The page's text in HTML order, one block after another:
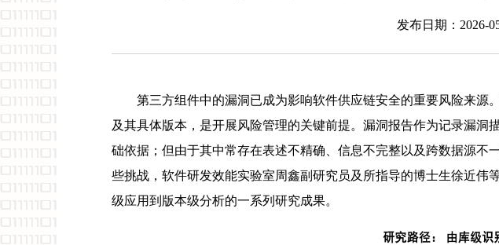
发布日期：2026-
第三方组件中的漏洞已成为影响软件供应链安全的重要风险来
及其具体版本，是开展风险管理的关键前提。漏洞报告作为记录漏
础依据；但由于其中常存在表述不精确、信息不完整以及跨数据源
些挑战，软件研发效能实验室周鑫副研究员及所指导的博士生徐近伟
级应用到版本级分析的一系列研究成果。